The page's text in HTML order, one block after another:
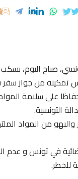
صباح اليوم،
تمكينه من جواز
على سلامة
التونسية.
من المواد
في تونس و عدم
للخطر.